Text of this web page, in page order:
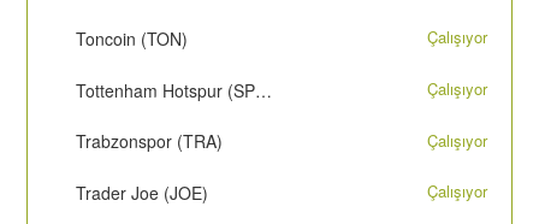
Toncoin (TON) Çalışıyor
Tottenham Hotspur (SPURS) Çalışıyor
Trabzonspor (TRA) Çalışıyor
Trader Joe (JOE) Çalışıyor